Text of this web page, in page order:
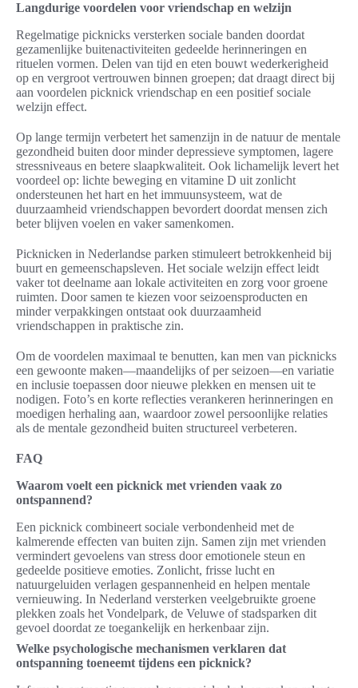
Langdurige voordelen voor vriendschap en welzijn
Regelmatige picknicks versterken sociale banden doordat
gezamenlijke buitenactiviteiten gedeelde herinneringen en
rituelen vormen. Delen van tijd en eten bouwt wederkerigheid
op en vergroot vertrouwen binnen groepen; dat draagt direct bij
aan voordelen picknick vriendschap en een positief sociale
welzijn effect.
Op lange termijn verbetert het samenzijn in de natuur de mentale
gezondheid buiten door minder depressieve symptomen, lagere
stressniveaus en betere slaapkwaliteit. Ook lichamelijk levert het
voordeel op: lichte beweging en vitamine D uit zonlicht
ondersteunen het hart en het immuunsysteem, wat de
duurzaamheid vriendschappen bevordert doordat mensen zich
beter blijven voelen en vaker samenkomen.
Picknicken in Nederlandse parken stimuleert betrokkenheid bij
buurt en gemeenschapsleven. Het sociale welzijn effect leidt
vaker tot deelname aan lokale activiteiten en zorg voor groene
ruimten. Door samen te kiezen voor seizoensproducten en
minder verpakkingen ontstaat ook duurzaamheid
vriendschappen in praktische zin.
Om de voordelen maximaal te benutten, kan men van picknicks
een gewoonte maken—maandelijks of per seizoen—en variatie
en inclusie toepassen door nieuwe plekken en mensen uit te
nodigen. Foto’s en korte reflecties verankeren herinneringen en
moedigen herhaling aan, waardoor zowel persoonlijke relaties
als de mentale gezondheid buiten structureel verbeteren.
FAQ
Waarom voelt een picknick met vrienden vaak zo
ontspannend?
Een picknick combineert sociale verbondenheid met de
kalmerende effecten van buiten zijn. Samen zijn met vrienden
vermindert gevoelens van stress door emotionele steun en
gedeelde positieve emoties. Zonlicht, frisse lucht en
natuurgeluiden verlagen gespannenheid en helpen mentale
vernieuwing. In Nederland versterken veelgebruikte groene
plekken zoals het Vondelpark, de Veluwe of stadsparken dit
gevoel doordat ze toegankelijk en herkenbaar zijn.
Welke psychologische mechanismen verklaren dat
ontspanning toeneemt tijdens een picknick?